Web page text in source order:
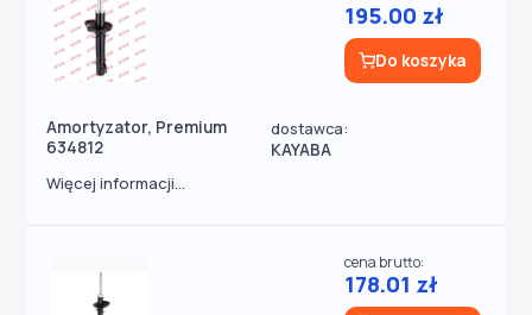
Amortyzator, Premium
634812
dostawca:
KAYABA
195.00 zł
Do koszyka
Więcej informacji...
cena brutto:
178.01 zł